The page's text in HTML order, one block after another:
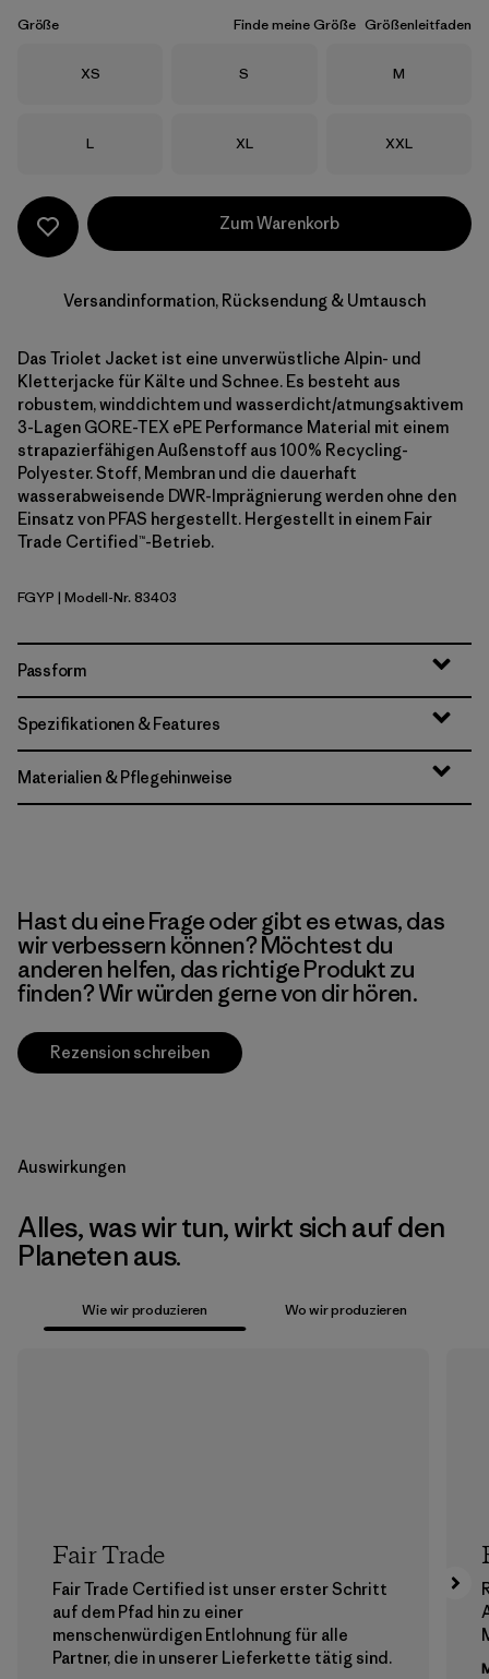
Größe Finde meine Größe Größenleitfaden
Größe
XS Größe
S Größe
M
Größe
L Größe
XL Größe
XXL
Zum Warenkorb
Versandinformation, Rücksendung & Umtausch
Das Triolet Jacket ist eine unverwüstliche Alpin- und
Kletterjacke für Kälte und Schnee. Es besteht aus
robustem, winddichtem und wasserdicht/atmungsaktivem
3-Lagen GORE-TEX ePE Performance Material mit einem
strapazierfähigen Außenstoff aus 100% Recycling-
Polyester. Stoff, Membran und die dauerhaft
wasserabweisende DWR-Imprägnierung werden ohne den
Einsatz von PFAS hergestellt. Hergestellt in einem Fair
Trade Certified™-Betrieb.
Forge Grey w/P6 Blue
FGYP | Modell-Nr. 83403
Passform
Spezifikationen & Features
Materialien & Pflegehinweise
Hast du eine Frage oder gibt es etwas, das
wir verbessern können? Möchtest du
anderen helfen, das richtige Produkt zu
finden? Wir würden gerne von dir hören.
Rezension schreiben
Auswirkungen
Alles, was wir tun, wirkt sich auf den
Planeten aus.
Wie wir produzieren Wo wir produzieren
Fair Trade
Fair Trade Certified ist unser erster Schritt
auf dem Pfad hin zu einer
menschenwürdigen Entlohnung für alle
Partner, die in unserer Lieferkette tätig sind.